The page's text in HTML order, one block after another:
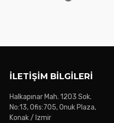
İLETIŞIM BILGILERI
Halkapınar Mah. 1203 Sok.
No:13, Ofis:705, Onuk Plaza,
Konak / Izmir